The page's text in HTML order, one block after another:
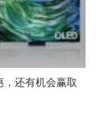
还有机会赢取